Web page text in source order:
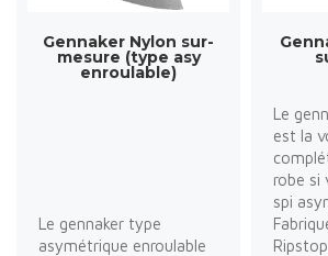
Gennaker Nylon sur-
mesure (type asy
enroulable)
Le gennaker type
asymétrique enroulable
Le
est la
robe si
spi